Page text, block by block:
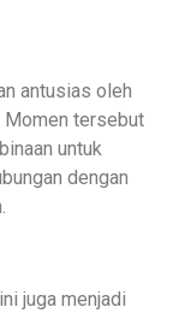
antusias oleh
Momen tersebut
untuk
dengan
juga menjadi